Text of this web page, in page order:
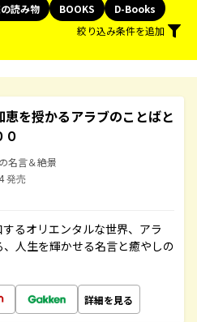
読み物 BOOKS
D-Books
絞り込み条件を追加
恵を授かるアラブのことばと
０
名言＆絶景
発売
るオリエンタルな世界、アラ
人生を輝かせる名言と癒やしの
詳細を見る